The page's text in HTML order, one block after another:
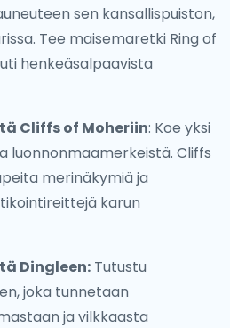
sen kansallispuiston,
Tee maisemaretki Ring of
henkeäsalpaavista
Cliffs of Moheriin: Koe yksi
luonnonmaamerkeistä. Cliffs
merinäkymiä ja
karun
Dingleen: Tutustu
joka tunnetaan
ja vilkkaasta